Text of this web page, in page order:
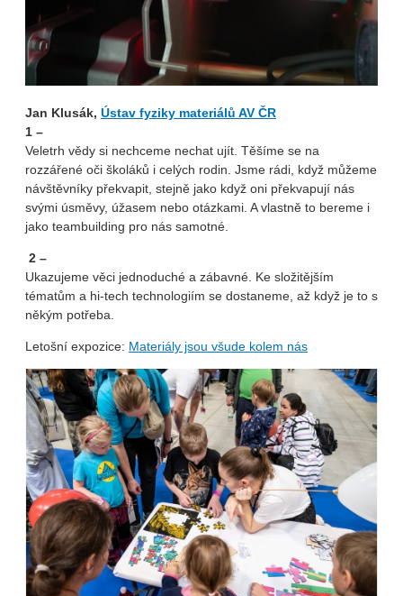
Jan Klusák, Ústav fyziky materiálů AV ČR
1 –
Veletrh vědy si nechceme nechat ujít. Těšíme se na
rozzářené oči školáků i celých rodin. Jsme rádi, když můžeme
návštěvníky překvapit, stejně jako když oni překvapují nás
svými úsměvy, úžasem nebo otázkami. A vlastně to bereme i
jako teambuilding pro nás samotné.
2 –
Ukazujeme věci jednoduché a zábavné. Ke složitějším
tématům a hi-tech technologiím se dostaneme, až když je to s
někým potřeba.
Letošní expozice: Materiály jsou všude kolem nás